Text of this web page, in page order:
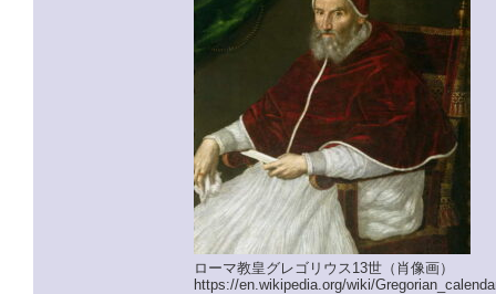
ローマ教皇グレゴリウス13世（肖像画）
https://en.wikipedia.org/wiki/